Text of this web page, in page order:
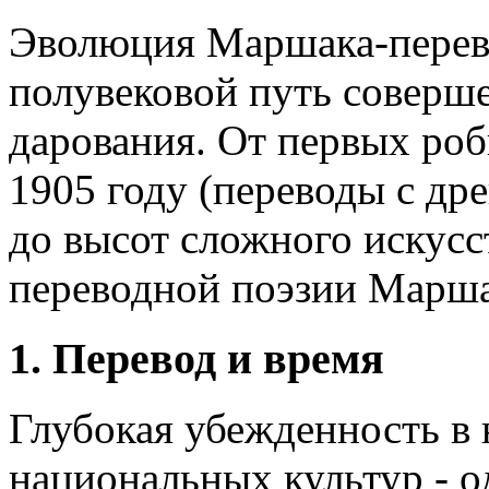
Эволюция Маршака-
полувековой путь
дарования. От первых
1905 году (переводы с
до высот сложного
переводной поэзии
1. Перевод и время
Глубокая убежденность
национальных культур -